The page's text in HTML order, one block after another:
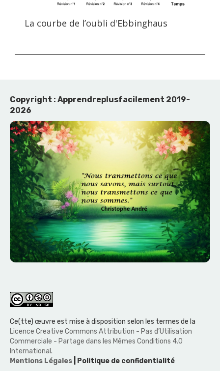
La courbe de l’oubli d'Ebbinghaus
Copyright : Apprendreplusfacilement 2019-
2026
Ce(tte) œuvre est mise à disposition selon les termes de la
Licence Creative Commons Attribution - Pas d’Utilisation
Commerciale - Partage dans les Mêmes Conditions 4.0
International .
Mentions Légales
| Politique de confidentialité